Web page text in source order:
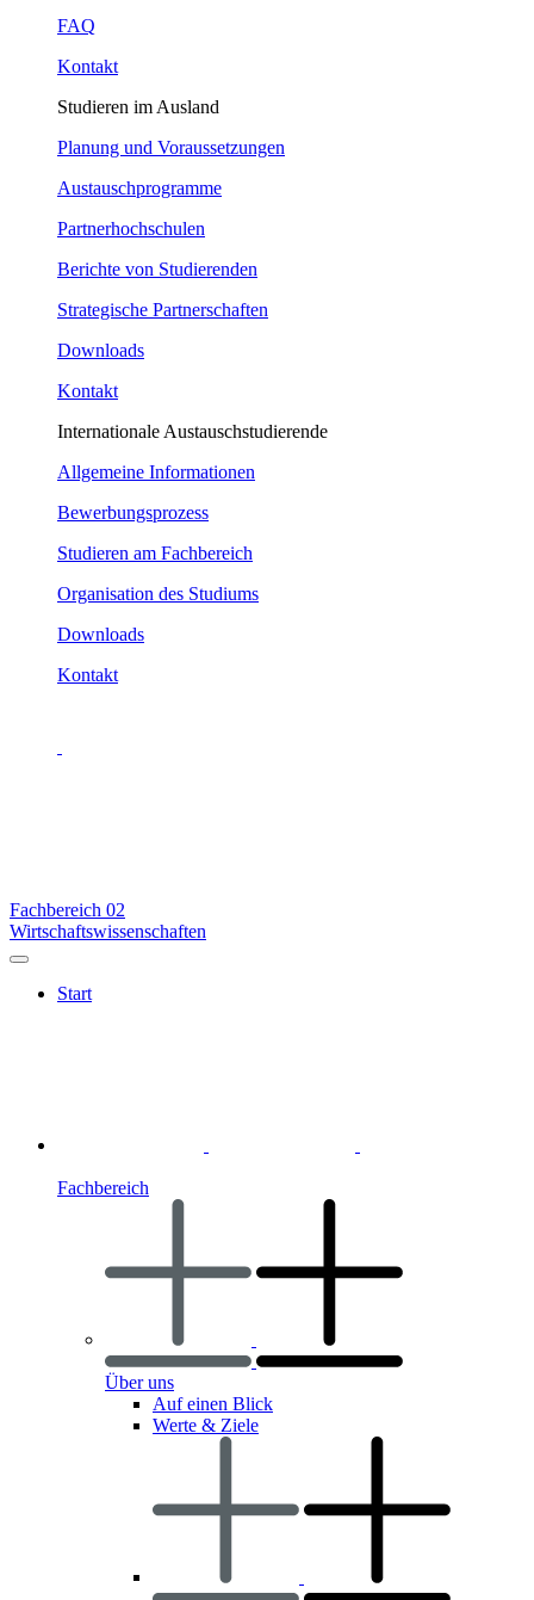
FAQ
Kontakt
Studieren im Ausland
Planung und Voraussetzungen
Austauschprogramme
Partnerhochschulen
Berichte von Studierenden
Strategische Partnerschaften
Downloads
Kontakt
Internationale Austauschstudierende
Allgemeine Informationen
Bewerbungsprozess
Studieren am Fachbereich
Organisation des Studiums
Downloads
Kontakt
Fachbereich 02
Wirtschaftswissenschaften
Start
Fachbereich
Über uns
Auf einen Blick
Werte & Ziele